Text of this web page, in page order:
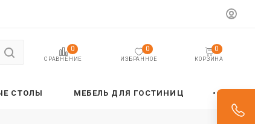
СРАВНЕНИЕ
0
ИЗБРАННОЕ
0
КОРЗИНА
0
СТОЛЫ МЕБЕЛЬ ДЛЯ ГОСТИНИЦ